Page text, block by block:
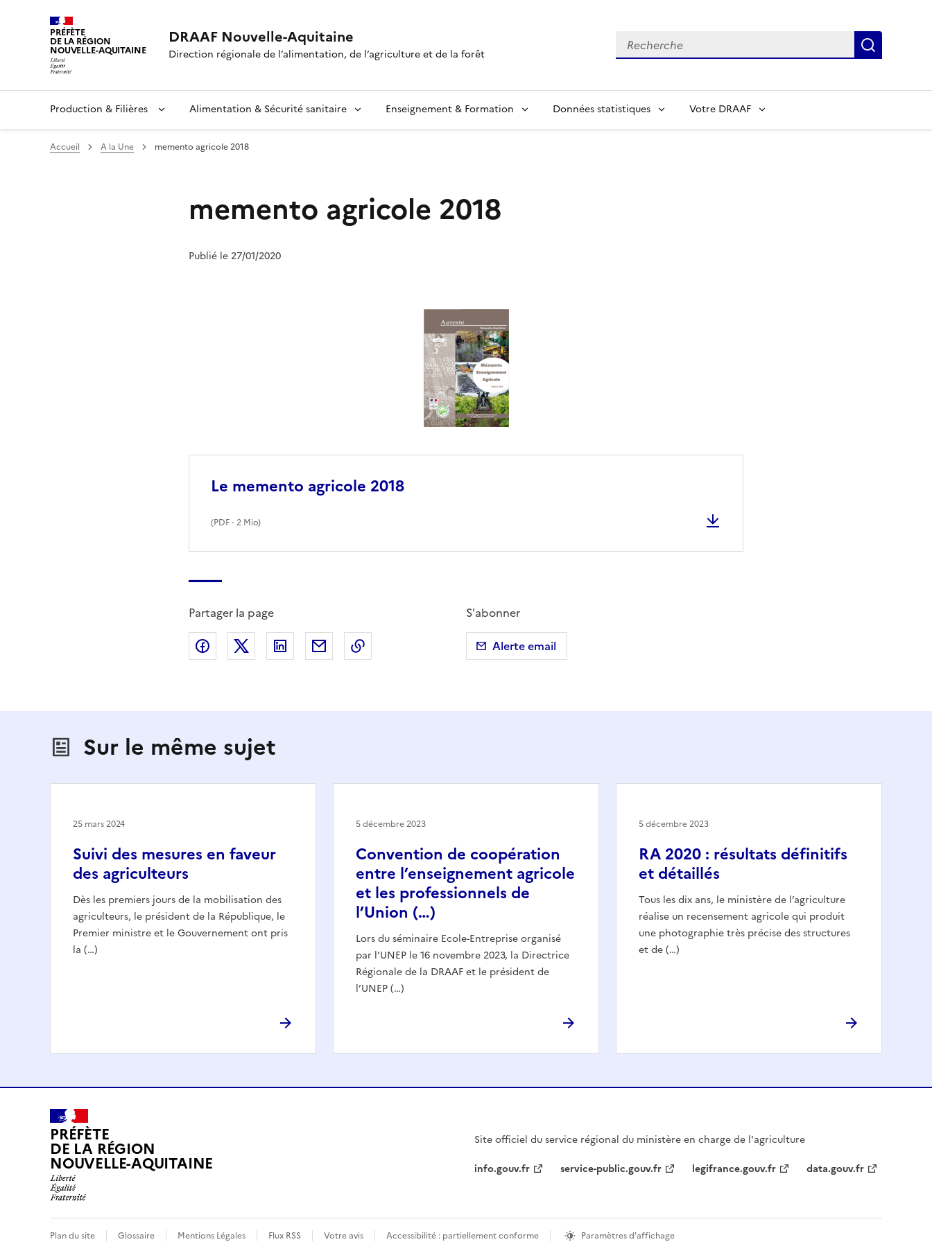
PRÉFÈTE
DE LA RÉGION
NOUVELLE-AQUITAINE
DRAAF Nouvelle-Aquitaine
Direction régionale de l’alimentation, de l’agriculture et de la forêt
Recherche
Production & Filières Alimentation & Sécurité sanitaire Enseignement & Formation Données statistiques Votre DRAAF
Accueil A la Une memento agricole 2018
memento agricole 2018
Publié le 27/01/2020
Le memento agricole 2018
(PDF- 2 Mio)
Partager la page
Partager sur Facebook
Partager sur X (anciennement Twitter)
Partager sur LinkedIn
Partager par emailCopier dans le presse-papier
S'abonner
Alerte email
Sur le même sujet
Suivi des mesures en faveur
des agriculteurs
Dès les premiers jours de la mobilisation des
agriculteurs, le président de la République, le
Premier ministre et le Gouvernement ont pris
la (…)
25 mars 2024
Convention de coopération
entre l’enseignement agricole
et les professionnels de
l’Union (…)
Lors du séminaire Ecole-Entreprise organisé
par l’UNEP le 16 novembre 2023, la Directrice
Régionale de la DRAAF et le président de
l’UNEP (…)
5 décembre 2023
RA 2020 : résultats définitifs
et détaillés
Tous les dix ans, le ministère de l’agriculture
réalise un recensement agricole qui produit
une photographie très précise des structures
et de (…)
5 décembre 2023
PRÉFÈTE
DE LA RÉGION
NOUVELLE-AQUITAINE
Site officiel du service régional du ministère en charge de l'agriculture
info.gouv.fr
service-public.gouv.fr legifrance.gouv.fr data.gouv.fr
Plan du site Glossaire Mentions Légales Flux RSS Votre avis Accessibilité : partiellement conforme Paramètres d'affichage